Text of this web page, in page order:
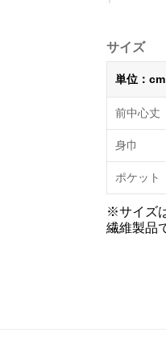
サイズ
単位：cm
前中心丈
身巾
ポケット
※サイズ
繊維製品